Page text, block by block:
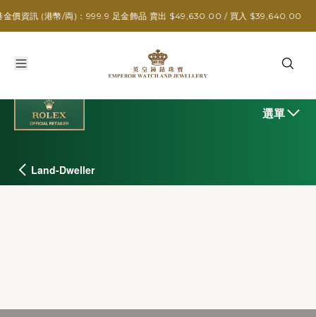
幣/両)：999.9 足金飾品 賣出 $49,630.00 / 買入 $39,640.00
選單
Land-Dweller